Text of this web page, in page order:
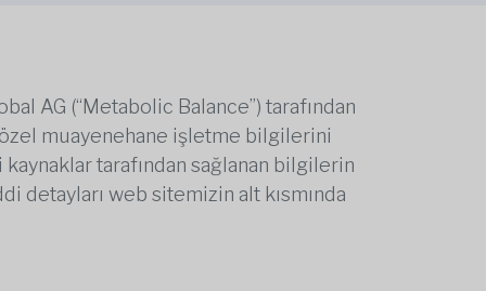
AG (“Metabolic Balance”) tarafından
muayenehane işletme bilgilerini
tarafından sağlanan bilgilerin
web sitemizin alt kısmında